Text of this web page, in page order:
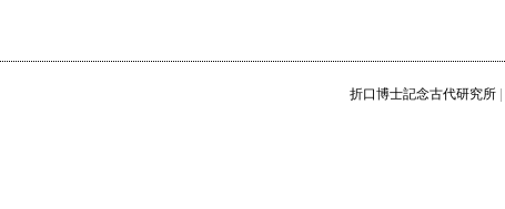
折口博士記念古代研究所